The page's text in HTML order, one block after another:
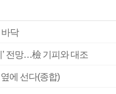
닥
’ 전망…檢 기피와 대조
에 선다(종합)